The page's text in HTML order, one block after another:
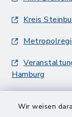
Wir weisen
Kreis
Hamburg